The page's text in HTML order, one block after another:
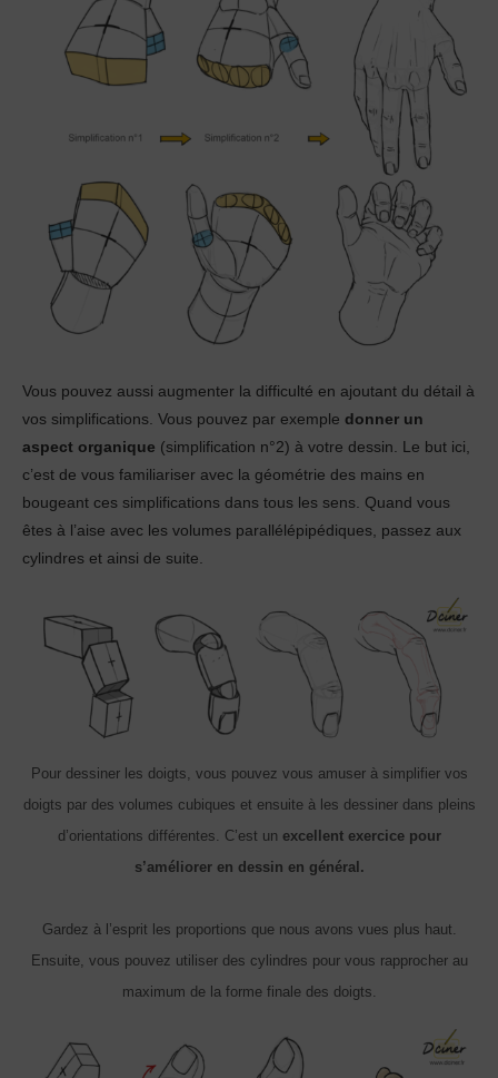
Vous pouvez aussi augmenter la difficulté en ajoutant du détail à
vos simplifications. Vous pouvez par exemple donner un
aspect organique (simplification n°2) à votre dessin. Le but ici,
c’est de vous familiariser avec la géométrie des mains en
bougeant ces simplifications dans tous les sens. Quand vous
êtes à l’aise avec les volumes parallélépipédiques, passez aux
cylindres et ainsi de suite.
Pour dessiner les doigts, vous pouvez vous amuser à simplifier vos
doigts par des volumes cubiques et ensuite à les dessiner dans pleins
d’orientations différentes. C’est un excellent exercice pour
s’améliorer en dessin en général.
Gardez à l’esprit les proportions que nous avons vues plus haut.
Ensuite, vous pouvez utiliser des cylindres pour vous rapprocher au
maximum de la forme finale des doigts.